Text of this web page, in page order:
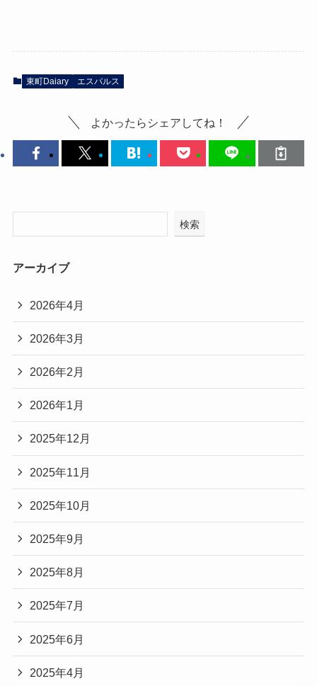
東町Daiary エスパルス
よかったらシェアしてね！
検索
アーカイブ
2026年4月
2026年3月
2026年2月
2026年1月
2025年12月
2025年11月
2025年10月
2025年9月
2025年8月
2025年7月
2025年6月
2025年4月